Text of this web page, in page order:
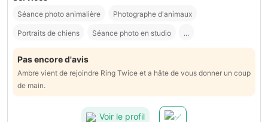
Séance photo animalière Photographe d'animaux
Portraits de chiens Séance photo en studio ...
Pas encore d'avis
Ambre vient de rejoindre Ring Twice et a hâte de vous donner un coup
de main.
Voir le profil